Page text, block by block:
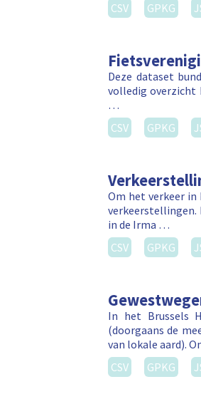
CSV
GPKG
Deze dataset
volledig overzicht
…
CSV
GPKG
Om het verkeer
verkeerstellingen.
in de Irma …
CSV
GPKG
In het Brussels
(doorgaans de
van lokale aard).
CSV
GPKG